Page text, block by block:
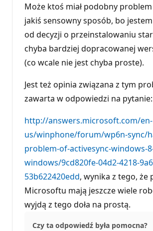
Może ktoś miał podobny problem
jakiś sensowny sposób, bo
od decyzji o przeinstalowaniu
chyba bardziej dopracowanej
(co wcale nie jest chyba proste).
Jest też opinia związana z tym
zawarta w odpowiedzi na pytanie:
http://answers.microsoft.com/en-
us/winphone/forum/wp6n-sync/
problem-of-activesync-windows-
windows/9cd820fe-04d2-4218-
53b622420edd, wynika z tego, że
Microsoftu mają jeszcze wiele
wyjdą z tego doła na prostą.
Czy ta odpowiedź była pomocna?